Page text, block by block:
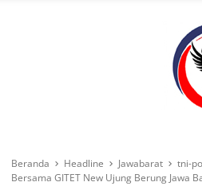
Beranda Headline Jawabarat tni-
Bersama GITET New Ujung Berung Jawa